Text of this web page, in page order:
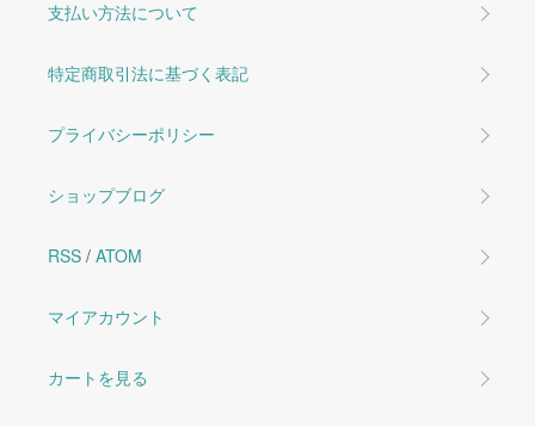
支払い方法について
特定商取引法に基づく表記
プライバシーポリシー
ショップブログ
RSS / ATOM
マイアカウント
カートを見る